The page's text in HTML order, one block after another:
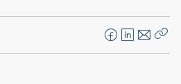
F
a
L
i
E
-